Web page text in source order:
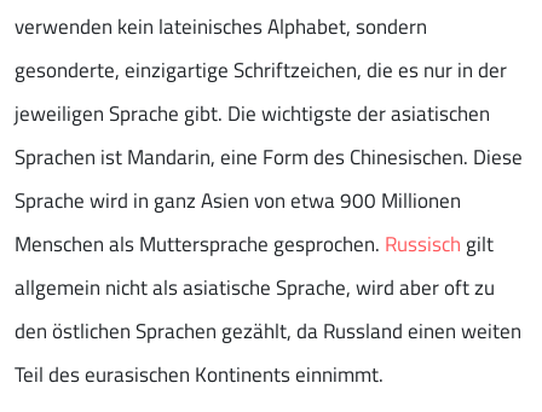
verwenden kein lateinisches Alphabet, sondern
gesonderte, einzigartige Schriftzeichen, die es nur in der
jeweiligen Sprache gibt. Die wichtigste der asiatischen
Sprachen ist Mandarin, eine Form des Chinesischen. Diese
Sprache wird in ganz Asien von etwa 900 Millionen
Menschen als Muttersprache gesprochen. Russisch gilt
allgemein nicht als asiatische Sprache, wird aber oft zu
den östlichen Sprachen gezählt, da Russland einen weiten
Teil des eurasischen Kontinents einnimmt.